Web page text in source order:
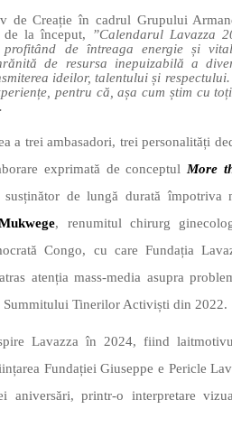
Creație în cadrul Grupului
de la început, ”Calendarul Lavazza
de întreaga energie și
de resursa inepuizabilă a
ideilor, talentului și
pentru că, așa cum știm cu
a trei ambasadori, trei personalități
exprimată de conceptul More
de lungă durată împotriva
, renumitul chirurg
Congo, cu care Fundația
atenția mass-media asupra
Summitului Tinerilor Activiști din 2022.
Lavazza în 2024, fiind
Fundației Giuseppe e Pericle
aniversări, printr-o interpretare